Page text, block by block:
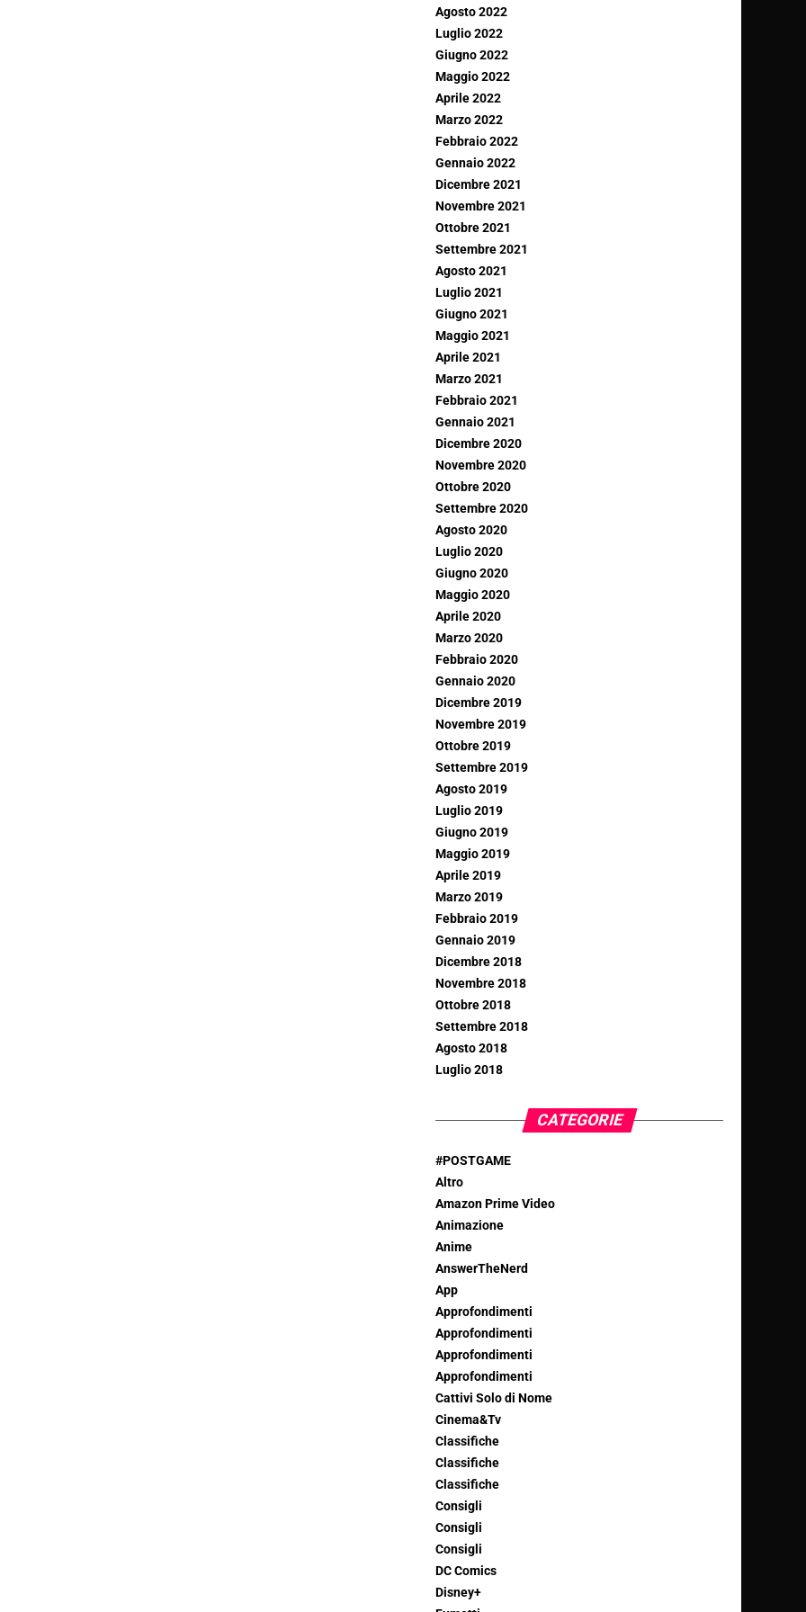
Agosto 2022
Luglio 2022
Giugno 2022
Maggio 2022
Aprile 2022
Marzo 2022
Febbraio 2022
Gennaio 2022
Dicembre 2021
Novembre 2021
Ottobre 2021
Settembre 2021
Agosto 2021
Luglio 2021
Giugno 2021
Maggio 2021
Aprile 2021
Marzo 2021
Febbraio 2021
Gennaio 2021
Dicembre 2020
Novembre 2020
Ottobre 2020
Settembre 2020
Agosto 2020
Luglio 2020
Giugno 2020
Maggio 2020
Aprile 2020
Marzo 2020
Febbraio 2020
Gennaio 2020
Dicembre 2019
Novembre 2019
Ottobre 2019
Settembre 2019
Agosto 2019
Luglio 2019
Giugno 2019
Maggio 2019
Aprile 2019
Marzo 2019
Febbraio 2019
Gennaio 2019
Dicembre 2018
Novembre 2018
Ottobre 2018
Settembre 2018
Agosto 2018
Luglio 2018
CATEGORIE
#POSTGAME
Altro
Amazon Prime Video
Animazione
Anime
AnswerTheNerd
App
Approfondimenti
Approfondimenti
Approfondimenti
Approfondimenti
Cattivi Solo di Nome
Cinema&Tv
Classifiche
Classifiche
Classifiche
Consigli
Consigli
Consigli
DC Comics
Disney+